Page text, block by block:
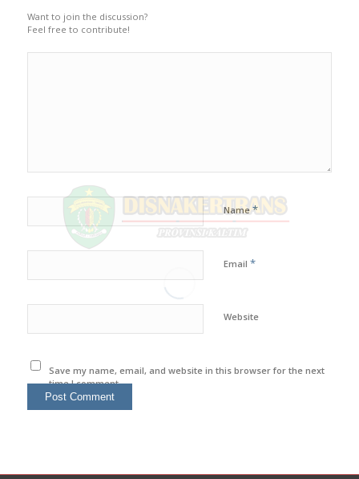
Want to join the discussion?
Feel free to contribute!
Name*
Email *
Website
Save my name, email, and website in this browser for the next
time I comment.